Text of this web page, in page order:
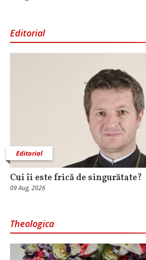
Editorial
Editorial
Cui îi este frică de singurătate?
09 Aug, 2026
Theologica